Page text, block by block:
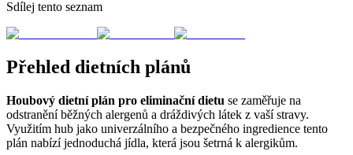
Sdílej tento seznam
Přehled dietních plánů
Houbový dietní plán pro eliminační dietu se zaměřuje na
odstranění běžných alergenů a dráždivých látek z vaší stravy.
Využitím hub jako univerzálního a bezpečného ingredience tento
plán nabízí jednoduchá jídla, která jsou šetrná k alergikům.